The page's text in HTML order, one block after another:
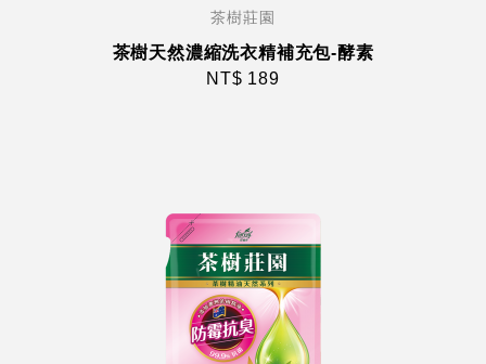
茶樹莊園
茶樹天然濃縮洗衣精補充包-酵素
NT$ 189